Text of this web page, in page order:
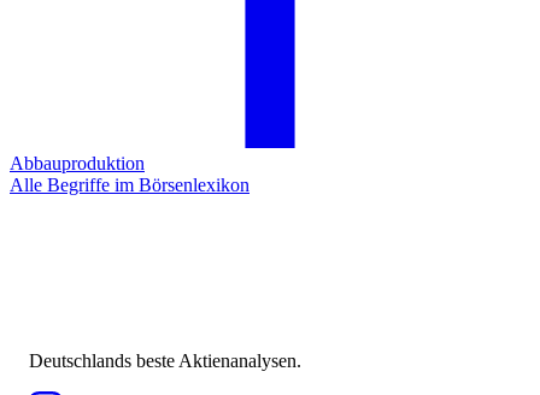
Abbauproduktion
Alle Begriffe im Börsenlexikon
Deutschlands beste Aktienanalysen.